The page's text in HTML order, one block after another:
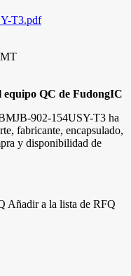
T3.pdf
equipo QC de FudongIC
902-154USY-T3 ha
fabricante, encapsulado,
y disponibilidad de
Añadir a la lista de RFQ